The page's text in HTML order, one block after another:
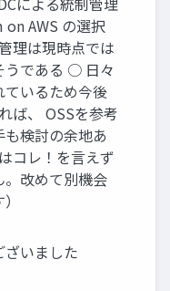
AWS の選択
理は現時点では
うである ○ 日々
いるため今後
ば、 OSSを参考
検討の余地あ
コレ！を言えず
改めて別機会
ざいました